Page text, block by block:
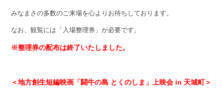
みなまさの多数のご来場を心よりお待ちしております。
なお、観覧には「入場整理券」が必要です。
※整理券の配布は終了いたしました。
＜地方創生短編映画「闘牛の島 とくのしま」上映会 in 天城町＞